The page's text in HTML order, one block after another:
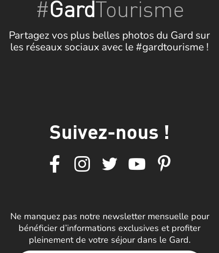
#GardTourisme
Partagez vos plus belles photos du Gard sur
les réseaux sociaux avec le #gardtourisme !
Suivez-nous !
Ne manquez pas notre newsletter mensuelle pour
bénéficier d’informations exclusives et profiter
pleinement de votre séjour dans le Gard.